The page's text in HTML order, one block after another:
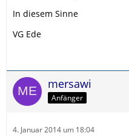
In diesem Sinne
VG Ede
mersawi
Anfänger
4. Januar 2014 um 18:04